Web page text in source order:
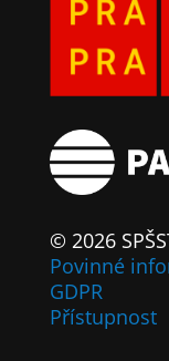
© 2026
Povinné
GDPR
Přístupnost